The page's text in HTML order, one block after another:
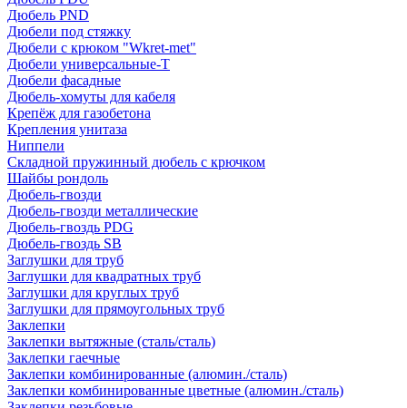
Дюбель PND
Дюбели под стяжку
Дюбели с крюком "Wkret-met"
Дюбели универсальные-Т
Дюбели фасадные
Дюбель-хомуты для кабеля
Крепёж для газобетона
Крепления унитаза
Ниппели
Складной пружинный дюбель с крючком
Шайбы рондоль
Дюбель-гвозди
Дюбель-гвозди металлические
Дюбель-гвоздь PDG
Дюбель-гвоздь SB
Заглушки для труб
Заглушки для квадратных труб
Заглушки для круглых труб
Заглушки для прямоугольных труб
Заклепки
Заклепки вытяжные (сталь/сталь)
Заклепки гаечные
Заклепки комбинированные (алюмин./сталь)
Заклепки комбинированные цветные (алюмин./сталь)